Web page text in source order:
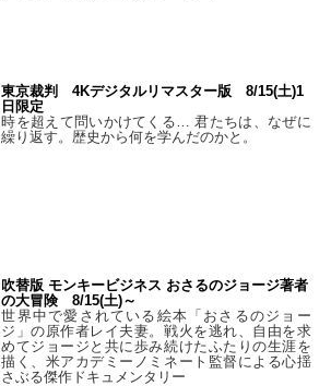
東京裁判 4Kデジタルリマスター版 8/15(土)1
日限定
時を超えて問いかけてくる… 君たちは、なぜに
繰り返す。歴史から何を学んだのかと。
吹替版 モンキービジネス おさるのジョージ著者
の大冒険 8/15(土)～
世界中で愛されている絵本「おさるのジョー
ジ」の原作者レイ夫妻。戦火を逃れ、自由を求
めてジョージと共に歩み続けたふたりの生涯を
描く、米アカデミーノミネート監督による心揺
さぶる傑作ドキュメンタリー